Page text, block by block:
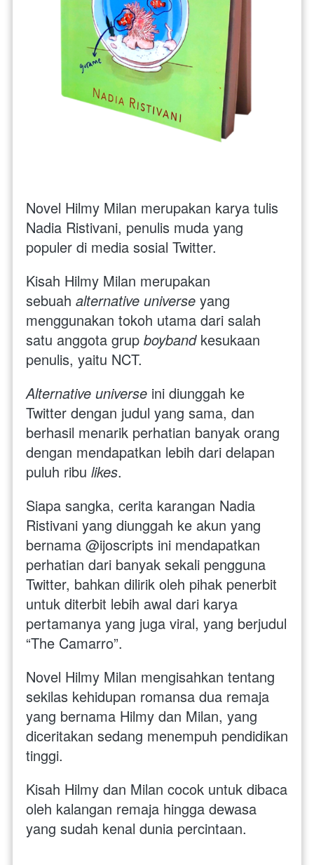
Novel Hilmy Milan merupakan karya tulis
Nadia Ristivani, penulis muda yang
populer di media sosial Twitter.
Kisah Hilmy Milan merupakan
sebuah alternative universe yang
menggunakan tokoh utama dari salah
satu anggota grup boyband kesukaan
penulis, yaitu NCT.
Alternative universe ini diunggah ke
Twitter dengan judul yang sama, dan
berhasil menarik perhatian banyak orang
dengan mendapatkan lebih dari delapan
puluh ribu likes.
Siapa sangka, cerita karangan Nadia
Ristivani yang diunggah ke akun yang
bernama @ijoscripts ini mendapatkan
perhatian dari banyak sekali pengguna
Twitter, bahkan dilirik oleh pihak penerbit
untuk diterbit lebih awal dari karya
pertamanya yang juga viral, yang berjudul
“The Camarro”.
Novel Hilmy Milan mengisahkan tentang
sekilas kehidupan romansa dua remaja
yang bernama Hilmy dan Milan, yang
diceritakan sedang menempuh pendidikan
tinggi.
Kisah Hilmy dan Milan cocok untuk dibaca
oleh kalangan remaja hingga dewasa
yang sudah kenal dunia percintaan.